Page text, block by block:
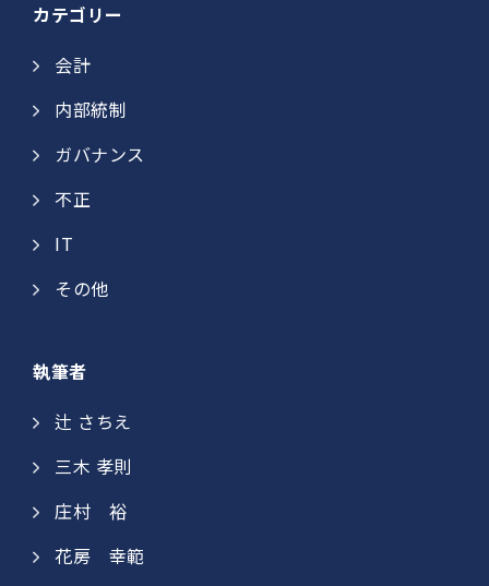
カテゴリー
会計
内部統制
ガバナンス
不正
IT
その他
執筆者
辻 さちえ
三木 孝則
庄村 裕​
花房 幸範​